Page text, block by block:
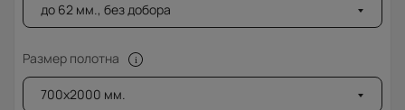
до 62 мм., без добора
Размер полотна
700x2000 мм.